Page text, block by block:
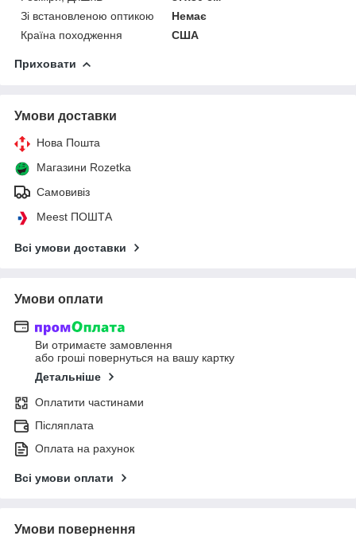
Зі встановленою оптикою
Немає
Країна походження
США
Приховати
Умови доставки
Нова Пошта
Магазини Rozetka
Самовивіз
Meest ПОШТА
Всі умови доставки
Умови оплати
Ви отримаєте замовлення
або гроші повернуться на вашу картку
Детальніше
Оплатити частинами
Післяплата
Оплата на рахунок
Всі умови оплати
Умови повернення